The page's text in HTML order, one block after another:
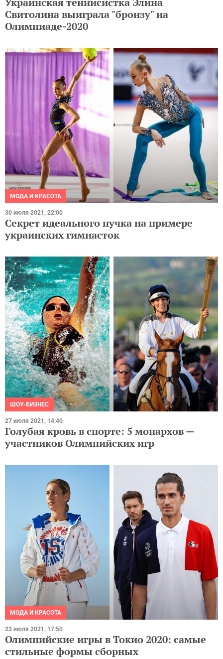
Свитолина выиграла "бронзу" на
Олимпиаде-2020
МОДА И КРАСОТА
30 июля 2021, 22:00
Секрет идеального пучка на примере
украинских гимнасток
ШОУ-БИЗНЕС
27 июля 2021, 14:40
Голубая кровь в спорте: 5 монархов —
участников Олимпийских игр
МОДА И КРАСОТА
23 июля 2021, 17:50
Олимпийские игры в Токио 2020: самые
стильные формы сборных